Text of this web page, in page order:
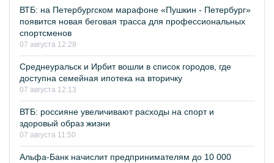
ВТБ: на Петербургском марафоне «Пушкин - Петербург»
появится новая беговая трасса для профессиональных
спортсменов
07 августа 12:28
Среднеуральск и Ирбит вошли в список городов, где
доступна семейная ипотека на вторичку
07 августа 12:13
ВТБ: россияне увеличивают расходы на спорт и
здоровый образ жизни
07 августа 11:50
Альфа-Банк начислит предпринимателям до 10 000